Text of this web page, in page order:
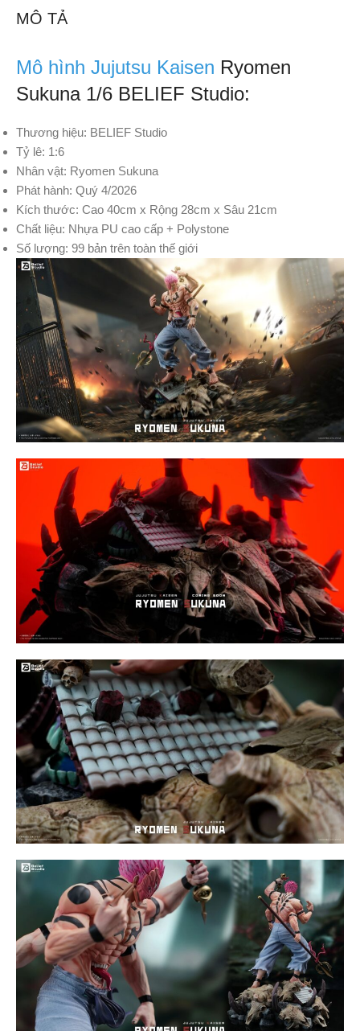
MÔ TẢ
Mô hình Jujutsu Kaisen Ryomen
Sukuna 1/6 BELIEF Studio:
Thương hiệu: BELIEF Studio
Tỷ lê: 1:6
Nhân vật: Ryomen Sukuna
Phát hành: Quý 4/2026
Kích thước: Cao 40cm x Rộng 28cm x Sâu 21cm
Chất liệu: Nhựa PU cao cấp + Polystone
Số lượng: 99 bản trên toàn thế giới